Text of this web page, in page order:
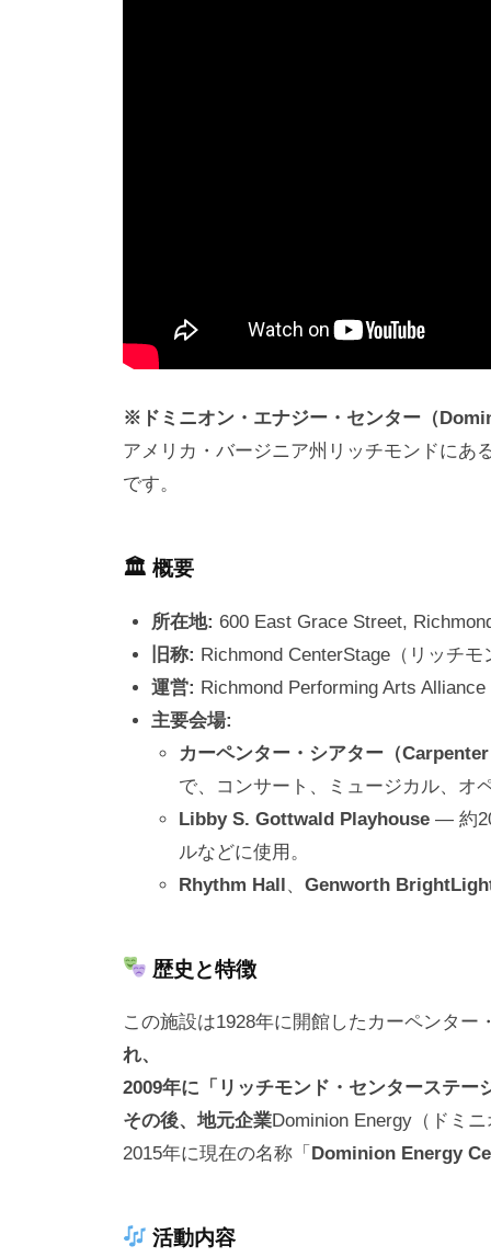
※ドミニオン・エナジー・センター（
アメリカ・バージニア州リッチモンドにあ
です。
🏛 概要
所在地: 600 East Grace Street,
旧称: Richmond CenterStage（リッチモ
運営: Richmond Performing Arts
主要会場:
カーペンター・シアター（Carpenter
で、コンサート、ミュージカル、オ
Libby S. Gottwald Playhouse — 約
ルなどに使用。
Rhythm Hall、 Genworth
歴史と特徴
この施設は1928年に開館したカーペンター
れ、
2009年に「リッチモンド・センターステー
その後、地元企業Dominion Energy（ドミ
2015年に現在の名称「 Dominion Energy
活動内容